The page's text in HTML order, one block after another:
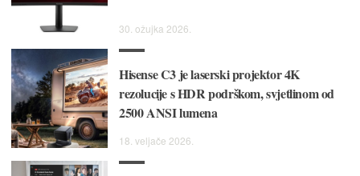
30. ožujka 2026.
Hisense C3 je laserski projektor 4K
rezolucije s HDR podrškom, svjetlinom od
2500 ANSI lumena
18. veljače 2026.